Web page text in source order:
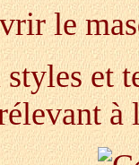
le
et